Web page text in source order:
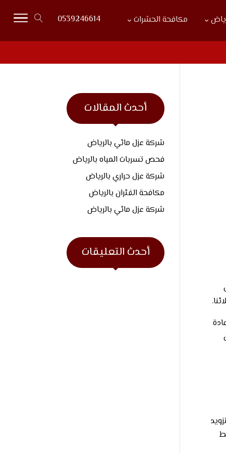
مكافحة الحشرات 0539246614
أحدث المقالات
شركة عزل مائي بالرياض
فحص تسربات المياه بالرياض
شركة عزل حراري بالرياض
مكافحة الفئران بالرياض
شركة عزل مائي بالرياض
أحدث التعليقات